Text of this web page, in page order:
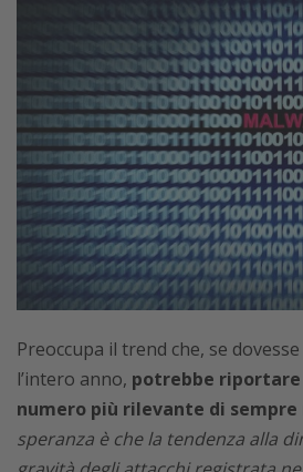
Preoccupa il trend che, se
l’intero anno, potrebbe riportare
numero più rilevante di
speranza è che la tendenza alla